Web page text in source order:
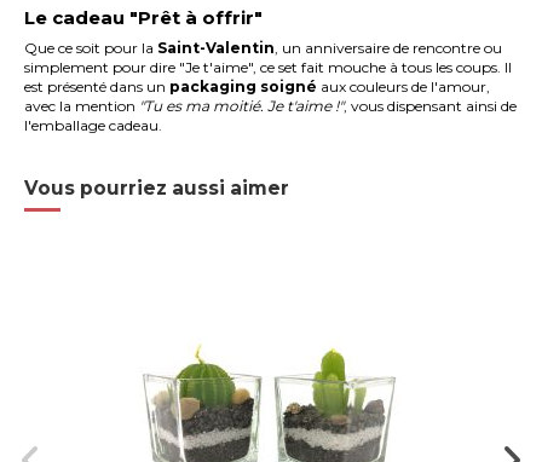
Le cadeau "Prêt à offrir"
Que ce soit pour la Saint-Valentin, un anniversaire de rencontre ou
simplement pour dire "Je t'aime", ce set fait mouche à tous les coups. Il
est présenté dans un packaging soigné aux couleurs de l'amour,
avec la mention "Tu es ma moitié. Je t'aime !", vous dispensant ainsi de
l'emballage cadeau.
Vous pourriez aussi aimer